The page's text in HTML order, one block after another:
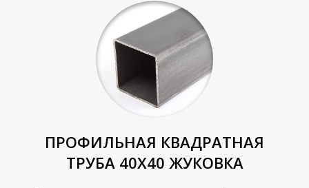
ПРОФИЛЬНАЯ КВАДРАТНАЯ
ТРУБА 40Х40 ЖУКОВКА